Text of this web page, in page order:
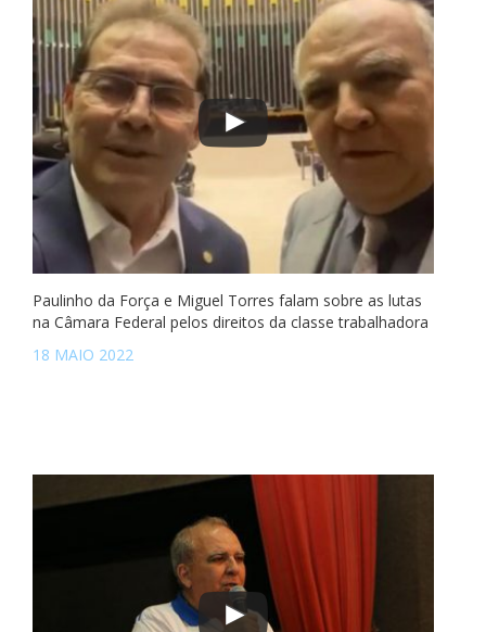
Paulinho da Força e Miguel Torres falam sobre as lutas
na Câmara Federal pelos direitos da classe trabalhadora
18 MAIO 2022